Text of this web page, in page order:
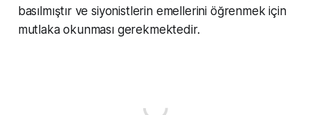
basılmıştır ve siyonistlerin emellerini öğrenmek için
mutlaka okunması gerekmektedir.